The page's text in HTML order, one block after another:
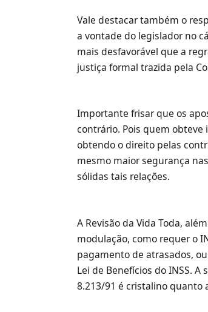
Vale destacar também o
a vontade do legislador no
mais desfavorável que a
justiça formal trazida pela
Importante frisar que os
contrário. Pois quem obteve
obtendo o direito pelas
mesmo maior segurança
sólidas tais relações.
A Revisão da Vida Toda,
modulação, como requer o
pagamento de atrasados,
Lei de Benefícios do INSS.
8.213/91 é cristalino quanto